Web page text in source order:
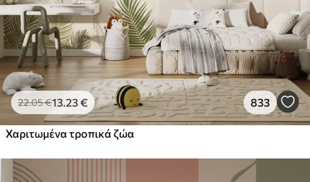
22.05€13 .23€ 833
Χαριτωμένα τροπικά ζώα